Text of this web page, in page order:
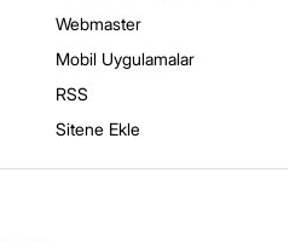
Webmaster
Mobil Uygulamalar
RSS
Sitene Ekle